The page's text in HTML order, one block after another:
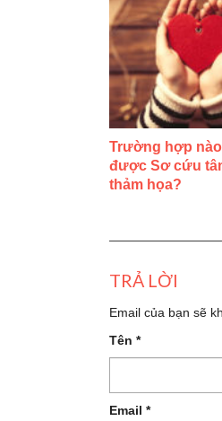
Trường hợp
được Sơ cứu
thảm họa?
TRẢ LỜI
Email của bạn sẽ
Tên *
Email *